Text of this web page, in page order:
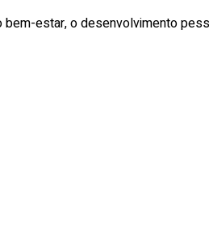
estar, o desenvolvimento